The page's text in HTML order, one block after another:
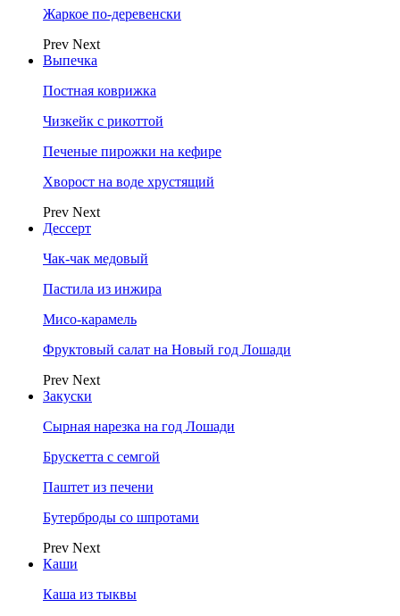
Жаркое по-деревенски
Prev Next
Выпечка
Постная коврижка
Чизкейк с рикоттой
Печеные пирожки на кефире
Хворост на воде хрустящий
Prev Next
Дессерт
Чак-чак медовый
Пастила из инжира
Мисо-карамель
Фруктовый салат на Новый год Лошади
Prev Next
Закуски
Сырная нарезка на год Лошади
Брускетта с семгой
Паштет из печени
Бутерброды со шпротами
Prev Next
Каши
Каша из тыквы